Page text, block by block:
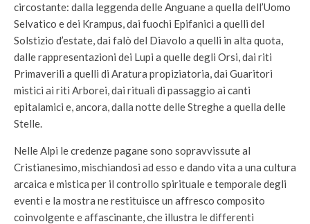
circostante: dalla leggenda delle Anguane a quella dell’Uomo
Selvatico e dei Krampus, dai fuochi Epifanici a quelli del
Solstizio d’estate, dai falò del Diavolo a quelli in alta quota,
dalle rappresentazioni dei Lupi a quelle degli Orsi, dai riti
Primaverili a quelli di Aratura propiziatoria, dai Guaritori
mistici ai riti Arborei, dai rituali di passaggio ai canti
epitalamici e, ancora, dalla notte delle Streghe a quella delle
Stelle.
Nelle Alpi le credenze pagane sono sopravvissute al
Cristianesimo, mischiandosi ad esso e dando vita a una cultura
arcaica e mistica per il controllo spirituale e temporale degli
eventi e la mostra ne restituisce un affresco composito
coinvolgente e affascinante, che illustra le differenti